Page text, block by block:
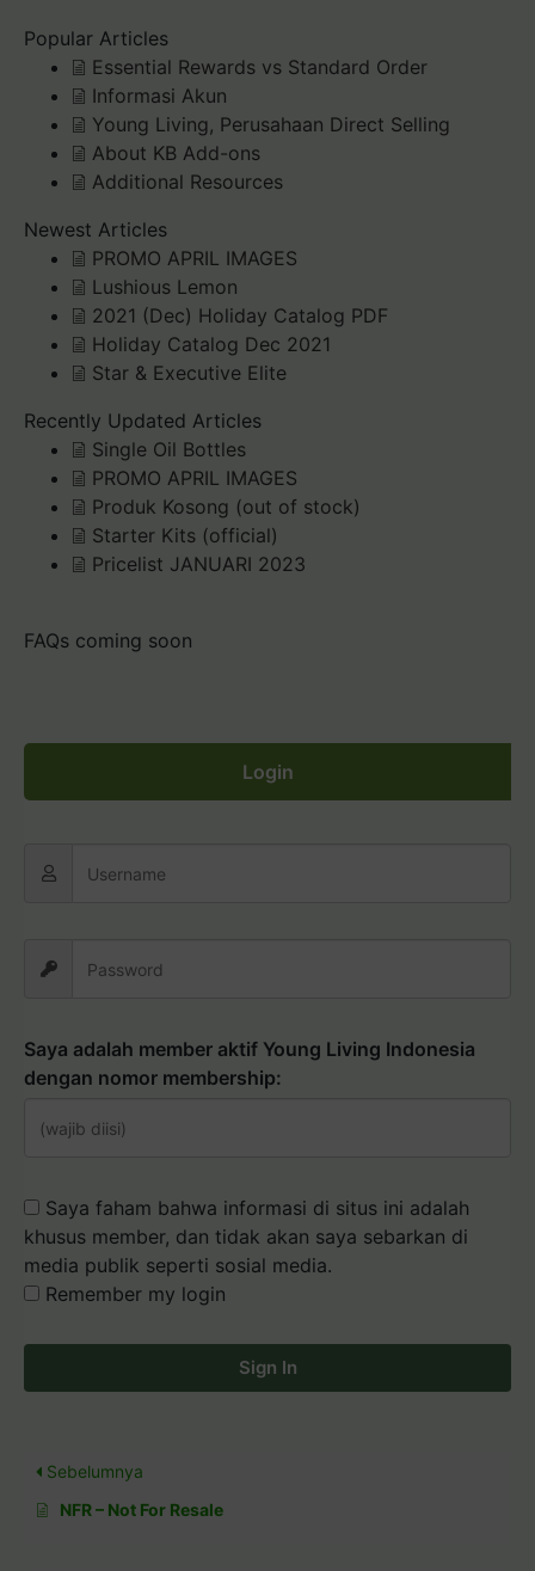
Popular Articles
Essential Rewards vs Standard Order
Informasi Akun
Young Living, Perusahaan Direct Selling
About KB Add-ons
Additional Resources
Newest Articles
PROMO APRIL IMAGES
Lushious Lemon
2021 (Dec) Holiday Catalog PDF
Holiday Catalog Dec 2021
Star & Executive Elite
Recently Updated Articles
Single Oil Bottles
PROMO APRIL IMAGES
Produk Kosong (out of stock)
Starter Kits (official)
Pricelist JANUARI 2023
FAQs coming soon
Login
Saya adalah member aktif Young Living Indonesia
dengan nomor membership:
Saya faham bahwa informasi di situs ini adalah
khusus member, dan tidak akan saya sebarkan di
media publik seperti sosial media.
Remember my login
Sign In
Sebelumnya
NFR – Not For Resale